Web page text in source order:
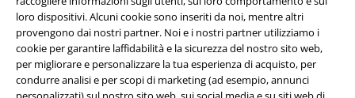
loro dispositivi. Alcuni cookie sono inseriti da noi, mentre altri
provengono dai nostri partner. Noi e i nostri partner utilizziamo i
cookie per garantire laffidabilità e la sicurezza del nostro sito web,
per migliorare e personalizzare la tua esperienza di acquisto, per
condurre analisi e per scopi di marketing (ad esempio, annunci
Iscriviti
*Attivo per 4 settimane. Non utilizzabile in combinazione con altri codici
promozionali. Lo sconto verrà applicato dopo aver inserito il codice nel